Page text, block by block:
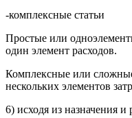
-комплексные статьи
Простые или
один элемент расходов.
Комплексные или
нескольких элементов
6) исходя из назначения и